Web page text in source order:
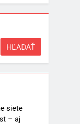
HĽADAŤ
siete
– aj